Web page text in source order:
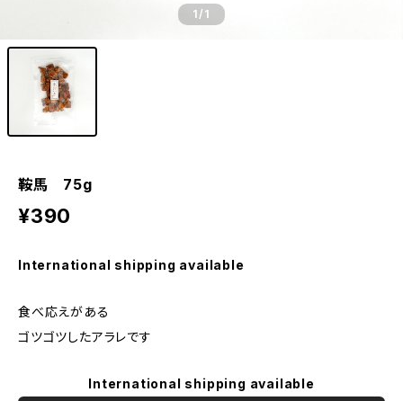
1/1
鞍馬 75g
¥390
International shipping available
食べ応えがある
ゴツゴツしたアラレです
International shipping available